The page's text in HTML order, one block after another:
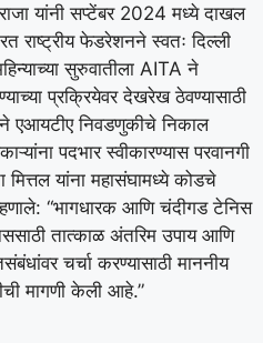
यांनी सप्टेंबर 2024 मध्ये दाखल
राष्ट्रीय फेडरेशनने स्वतः दिल्ली
सुरुवातीला AITA ने
प्रक्रियेवर देखरेख ठेवण्यासाठी
एआयटीए निवडणुकीचे निकाल
पदभार स्वीकारण्यास परवानगी
मित्तल यांना महासंघामध्ये कोडचे
“भागधारक आणि चंदीगड टेनिस
तात्काळ अंतरिम उपाय आणि
चर्चा करण्यासाठी माननीय
मागणी केली आहे.”